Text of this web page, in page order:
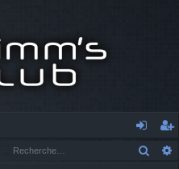
o
’e